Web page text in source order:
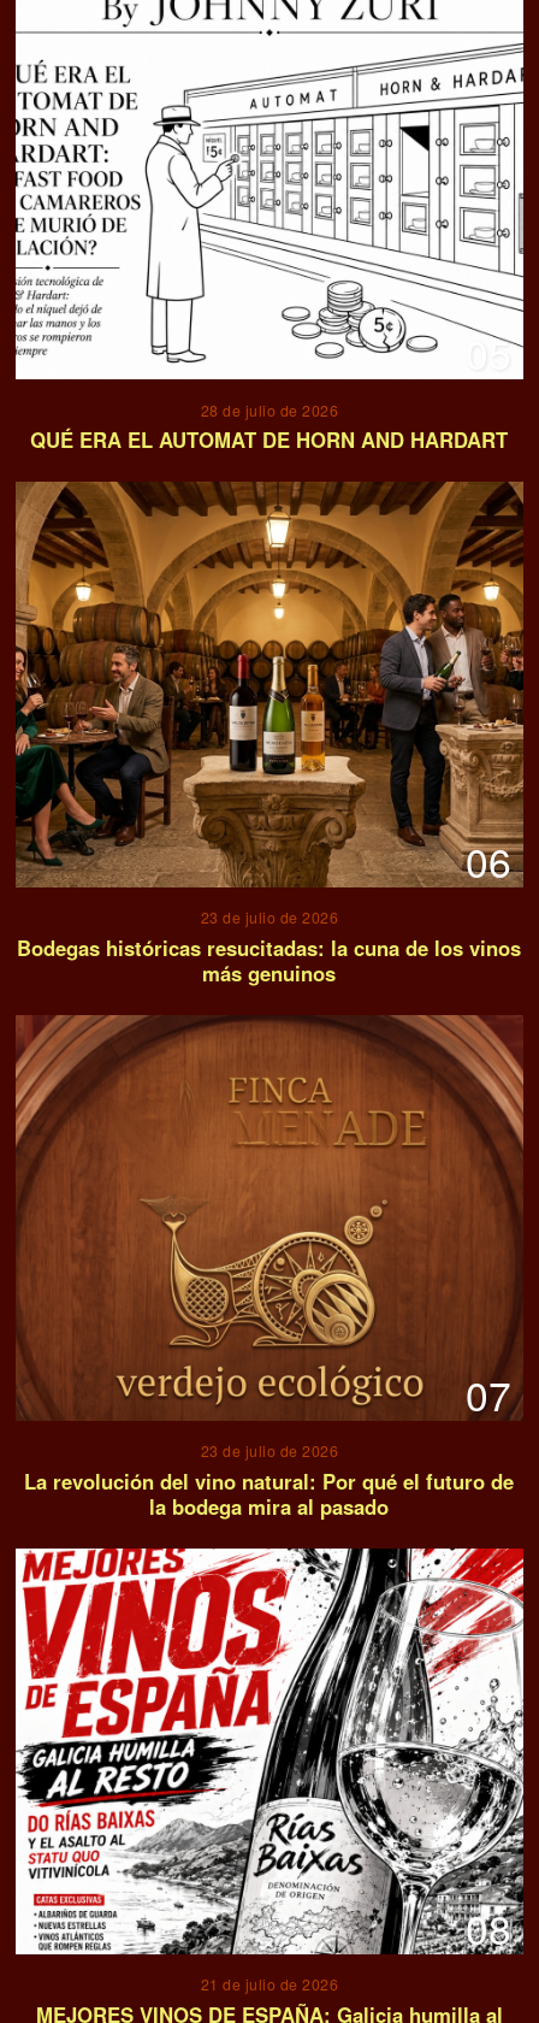
05
28 de julio de 2026
QUÉ ERA EL AUTOMAT DE HORN AND HARDART
06
23 de julio de 2026
Bodegas históricas resucitadas: la cuna de los vinos
más genuinos
07
23 de julio de 2026
La revolución del vino natural: Por qué el futuro de
la bodega mira al pasado
08
21 de julio de 2026
MEJORES VINOS DE ESPAÑA: Galicia humilla al